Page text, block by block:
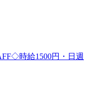
時給1500円・日週